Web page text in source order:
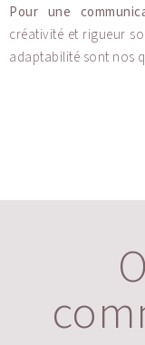
Pour une
créativité et rigueur
adaptabilité sont nos